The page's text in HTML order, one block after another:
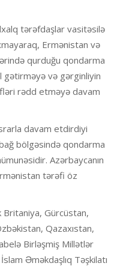
tərəfdaşlar vasitəsilə
Ermənistan və
qurduğu qondarma
və gərginliyin
rədd etməyə davam
davam etdirdiyi
bölgəsində qondarma
Azərbaycanın
tərəfi öz
Britaniya, Gürcüstan,
Qazaxıstan,
Birləşmiş Millətlər
Əməkdaşlıq Təşkilatı